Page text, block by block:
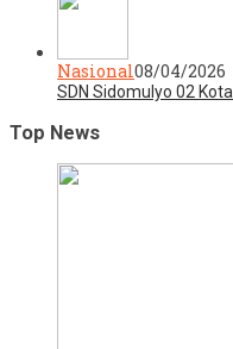
Nasional08/04/2026
SDN Sidomulyo 02
Top News